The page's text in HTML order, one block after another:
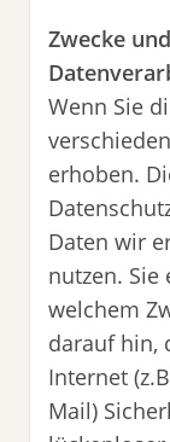
Zwecke
Wenn Sie
erhoben.
Daten wir
nutzen. Sie
welchem
darauf hin,
Internet
Mail)